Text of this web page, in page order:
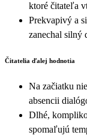
ktoré čitateľa
Prekvapivý a
zanechal silný
Čitatelia ďalej hodnotia
Na začiatku
absencii
Dlhé,
spomaľujú